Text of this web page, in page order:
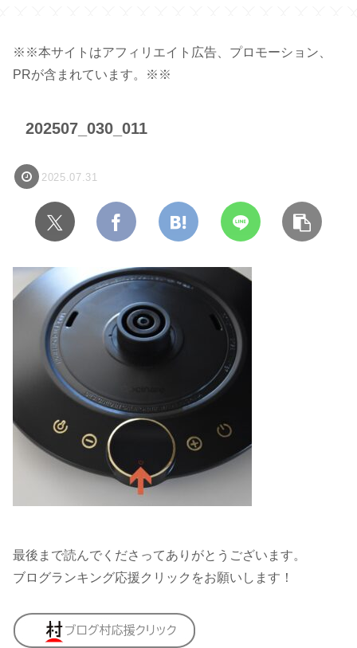
※※本サイトはアフィリエイト広告、プロモーション、
PRが含まれています。※※
202507_030_011
2025.07.31
最後まで読んでくださってありがとうございます。
ブログランキング応援クリックをお願いします！